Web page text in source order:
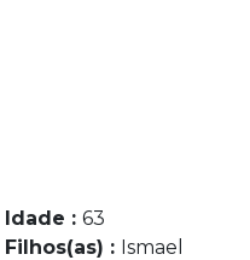
Idade : 63
Filhos(as) : Ismael